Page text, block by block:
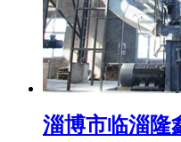
淄博市临淄隆